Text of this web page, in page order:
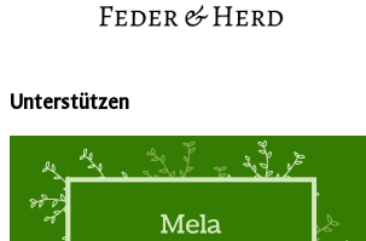
Unterstützen